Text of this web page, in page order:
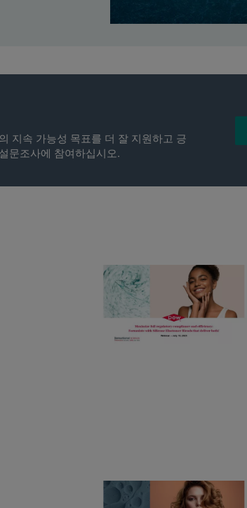
지속 가능성 목표를 더 잘 지원하고 긍
문조사에 참여하십시오.